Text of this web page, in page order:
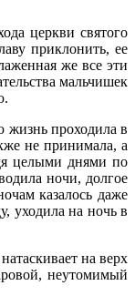
церкви святого
приклонить, ее
же все эти
мальчишек
жизнь проходила в
не принимала, а
целыми днями по
ночи, долгое
казалось даже
уходила на ночь в
на верх
неутомимый